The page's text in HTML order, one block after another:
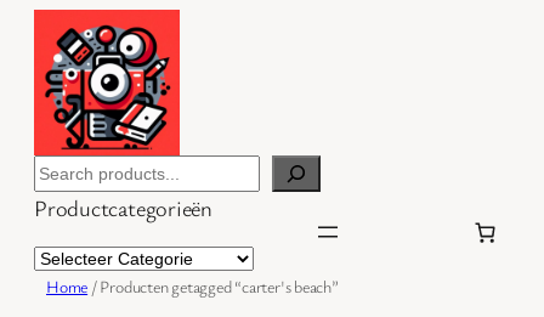
inhoud
Search
Productcategorieën
Home / Producten getagged “carter's beach”